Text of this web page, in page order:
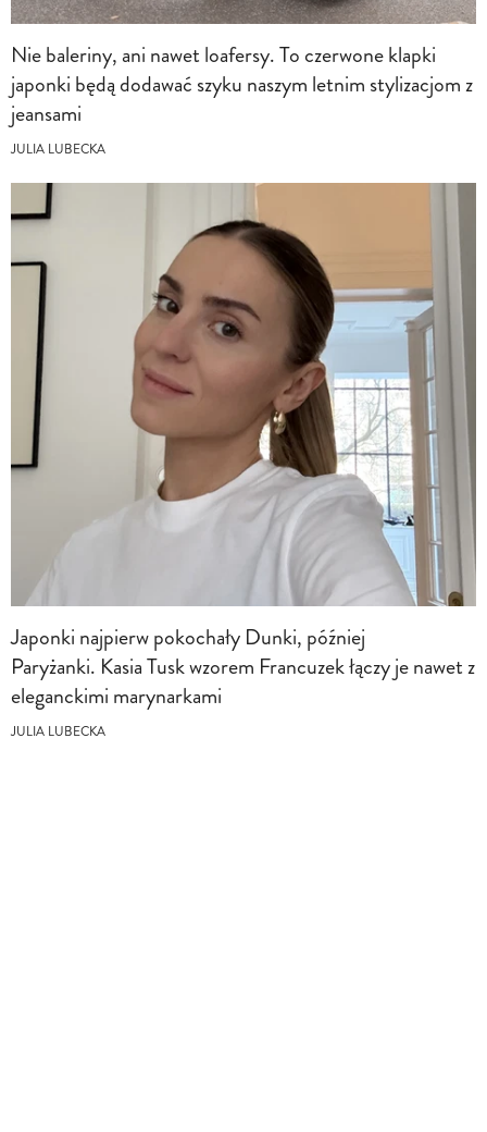
Nie baleriny, ani nawet loafersy. To czerwone klapki
japonki będą dodawać szyku naszym letnim stylizacjom z
jeansami
JULIA LUBECKA
Japonki najpierw pokochały Dunki, później
Paryżanki. Kasia Tusk wzorem Francuzek łączy je nawet z
eleganckimi marynarkami
JULIA LUBECKA